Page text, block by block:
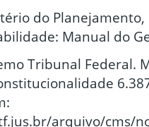
do
Manual do
Tribunal Federal.
arquivo/cms/